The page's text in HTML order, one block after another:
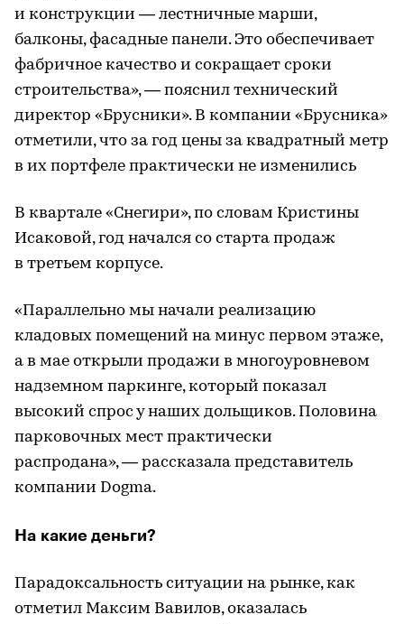
и конструкции — лестничные марши,
балконы, фасадные панели. Это обеспечивает
фабричное качество и сокращает сроки
строительства», — пояснил технический
директор «Брусники». В компании «Брусника»
отметили, что за год цены за квадратный метр
в их портфеле практически не изменились
В квартале «Снегири», по словам Кристины
Исаковой, год начался со старта продаж
в третьем корпусе.
«Параллельно мы начали реализацию
кладовых помещений на минус первом этаже,
а в мае открыли продажи в многоуровневом
надземном паркинге, который показал
высокий спрос у наших дольщиков. Половина
парковочных мест практически
распродана», — рассказала представитель
компании Dogma.
На какие деньги?
Парадоксальность ситуации на рынке, как
отметил Максим Вавилов, оказалась